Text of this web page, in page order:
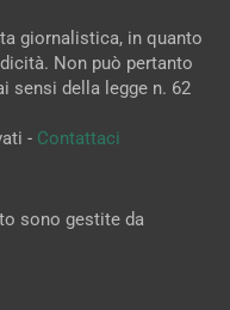
giornalistica, in quanto
Non può pertanto
sensi della legge n. 62
- Contattaci
sono gestite da